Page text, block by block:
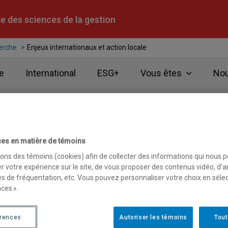
des sciences de la gestion
Enjeux internationaux et action locale
International ESG+ Vous êtes
action locale
»
en stratégie, en économie, en fiscalité et en comptabilité
agir localement en fonction des grands courants
en matière de témoins
des témoins (cookies) afin de collecter des informations qui nous
votre expérience sur le site, de vous proposer des contenus vidéo,
de fréquentation, etc. Vous pouvez personnaliser votre choix en
».
Autoriser les témoins